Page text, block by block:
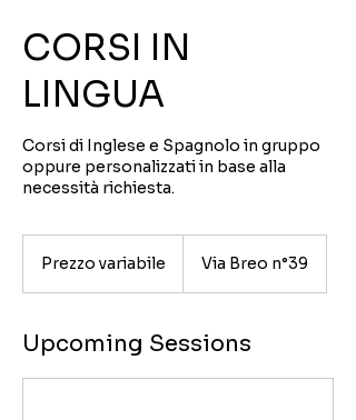
CORSI IN
LINGUA
Corsi di Inglese e Spagnolo in gruppo
oppure personalizzati in base alla
necessità richiesta.
Prezzo variabile Via Breo n°39
Upcoming Sessions